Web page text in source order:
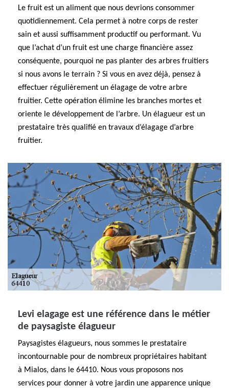
Le fruit est un aliment que nous devrions consommer
quotidiennement. Cela permet à notre corps de rester
sain et aussi suffisamment productif ou performant. Vu
que l’achat d’un fruit est une charge financière assez
conséquente, pourquoi ne pas planter des arbres fruitiers
si nous avons le terrain ? Si vous en avez déjà, pensez à
effectuer régulièrement un élagage de votre arbre
fruitier. Cette opération élimine les branches mortes et
oriente le développement de l’arbre. Un élagueur est un
prestataire très qualifié en travaux d’élagage d’arbre
fruitier.
Levi elagage est une référence dans le métier
de paysagiste élagueur
Paysagistes élagueurs, nous sommes le prestataire
incontournable pour de nombreux propriétaires habitant
à Mialos, dans le 64410. Nous vous proposons nos
services pour donner à votre jardin une apparence unique